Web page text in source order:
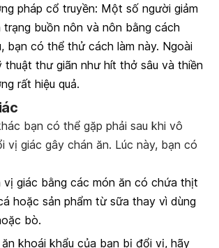
pháp cổ truyền: Một số người giảm
buồn nôn và nôn bằng cách
bạn có thể thử cách làm này. Ngoài
thuật thư giãn như hít thở sâu và thiền
rất hiệu quả.
bạn có thể gặp phải sau khi vô
vị giác gây chán ăn. Lúc này, bạn có
vị giác bằng các món ăn có chứa thịt
hoặc sản phẩm từ sữa thay vì dùng
bò.
khoái khẩu của bạn bị đổi vị, hãy